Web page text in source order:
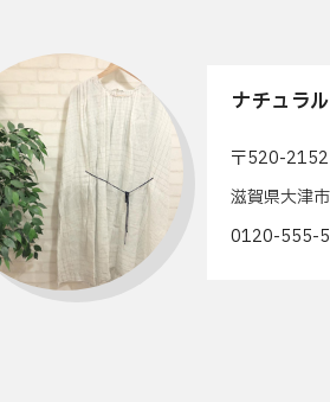
ナチュラ
〒520-2152
滋賀県大津
0120-555-